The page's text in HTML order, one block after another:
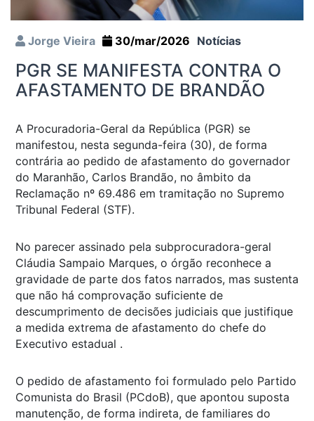
Jorge Vieira 30/mar/2026 Notícias
PGR SE MANIFESTA CONTRA O
AFASTAMENTO DE BRANDÃO
A Procuradoria-Geral da República (PGR) se
manifestou, nesta segunda-feira (30), de forma
contrária ao pedido de afastamento do governador
do Maranhão, Carlos Brandão, no âmbito da
Reclamação nº 69.486 em tramitação no Supremo
Tribunal Federal (STF).
No parecer assinado pela subprocuradora-geral
Cláudia Sampaio Marques, o órgão reconhece a
gravidade de parte dos fatos narrados, mas sustenta
que não há comprovação suficiente de
descumprimento de decisões judiciais que justifique
a medida extrema de afastamento do chefe do
Executivo estadual .
O pedido de afastamento foi formulado pelo Partido
Comunista do Brasil (PCdoB), que apontou suposta
manutenção, de forma indireta, de familiares do